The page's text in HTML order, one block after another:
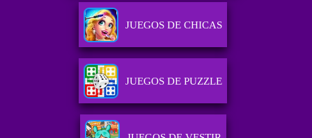
JUEGOS DE CHICAS
JUEGOS DE PUZZLE